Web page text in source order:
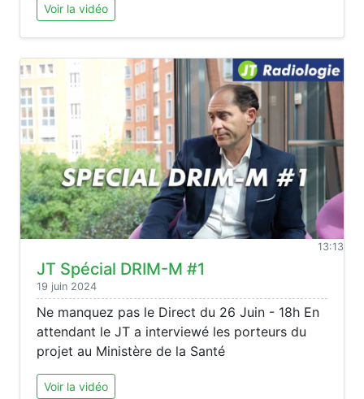
Voir la vidéo
13:13
JT Spécial DRIM-M #1
19 juin 2024
Ne manquez pas le Direct du 26 Juin - 18h En
attendant le JT a interviewé les porteurs du
projet au Ministère de la Santé
Voir la vidéo